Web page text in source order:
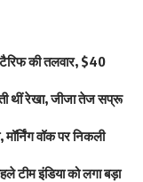
की तलवार, $40
थीं रेखा, जीजा तेज सप्रू
वॉक पर निकली
टीम इंडिया को लगा बड़ा